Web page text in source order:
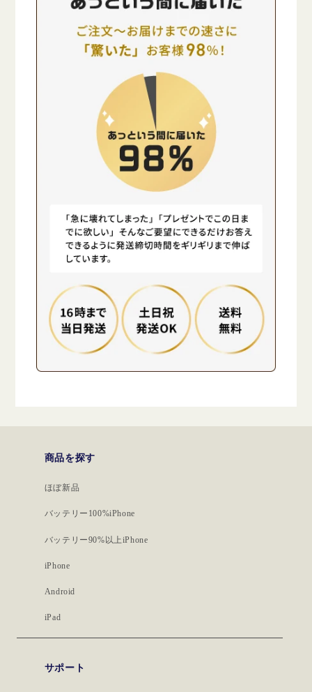
商品を探す
ほぼ新品
バッテリー100%iPhone
バッテリー90%以上iPhone
iPhone
Android
iPad
サポート